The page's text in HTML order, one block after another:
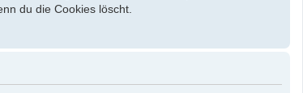
du die Cookies löscht.